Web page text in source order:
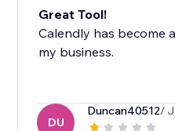
Great Tool!
Calendly has become
my business.
DU
Duncan40512/